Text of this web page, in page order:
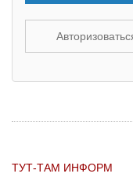
ТУТ-ТАМ ИНФОРМ